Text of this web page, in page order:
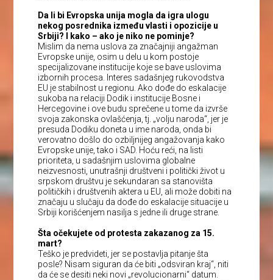
Da li bi Evropska unija mogla da igra ulogu
nekog posrednika između vlasti i opozicije u
Srbiji? I kako – ako je niko ne pominje?
Mislim da nema uslova za značajniji angažman
Evropske unije, osim u delu u kom postoje
specijalizovane institucije koje se bave uslovima
izbornih procesa. Interes sadašnjeg rukovodstva
EU je stabilnost u regionu. Ako dođe do eskalacije
sukoba na relaciji Dodik i institucije Bosne i
Hercegovine i ove budu sprečene u tome da izvrše
svoja zakonska ovlašćenja, tj. „volju naroda“, jer je
presuda Dodiku doneta u ime naroda, onda bi
verovatno došlo do ozbiljnijeg angažovanja kako
Evropske unije, tako i SAD. Hoću reći, na listi
prioriteta, u sadašnjim uslovima globalne
neizvesnosti, unutrašnji društveni i politički život u
srpskom društvu je sekundaran sa stanovišta
političkih i društvenih aktera u EU, ali može dobiti na
značaju u slučaju da dođe do eskalacije situacije u
Srbiji korišćenjem nasilja s jedne ili druge strane.
Šta očekujete od protesta zakazanog za 15.
mart?
Teško je predvideti, jer se postavlja pitanje šta
posle? Nisam siguran da će biti „odsviran kraj“, niti
da će se desiti neki novi „revolucionarni“ datum.